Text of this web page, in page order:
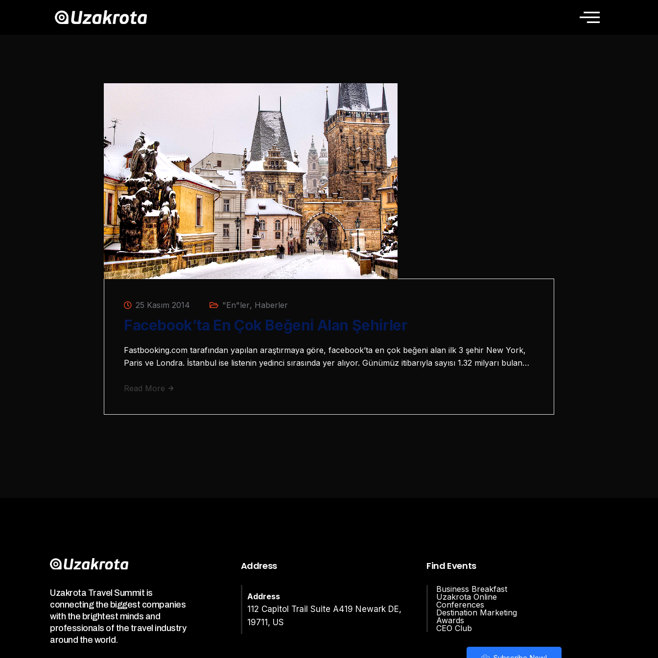
25 Kasım 2014 "En"ler, Haberler
Facebook’ta En Çok Beğeni Alan Şehirler
Fastbooking.com tarafından yapılan araştırmaya göre, facebook’ta en çok beğeni alan ilk 3 şehir New York,
Paris ve Londra. İstanbul ise listenin yedinci sırasında yer alıyor. Günümüz itibarıyla sayısı 1.32 milyarı bulan…
Read More
Uzakrota Travel Summit is
connecting the biggest companies
with the brightest minds and
professionals of the travel industry
around the world.
Address
Address
112 Capitol Trail Suite A419 Newark DE,
19711, US
Find Events
Business Breakfast
Uzakrota Online
Conferences
Destination Marketing
Awards
CEO Club